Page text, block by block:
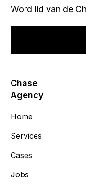
Word lid van de
Chase
Agency
Home
Services
Cases
Jobs